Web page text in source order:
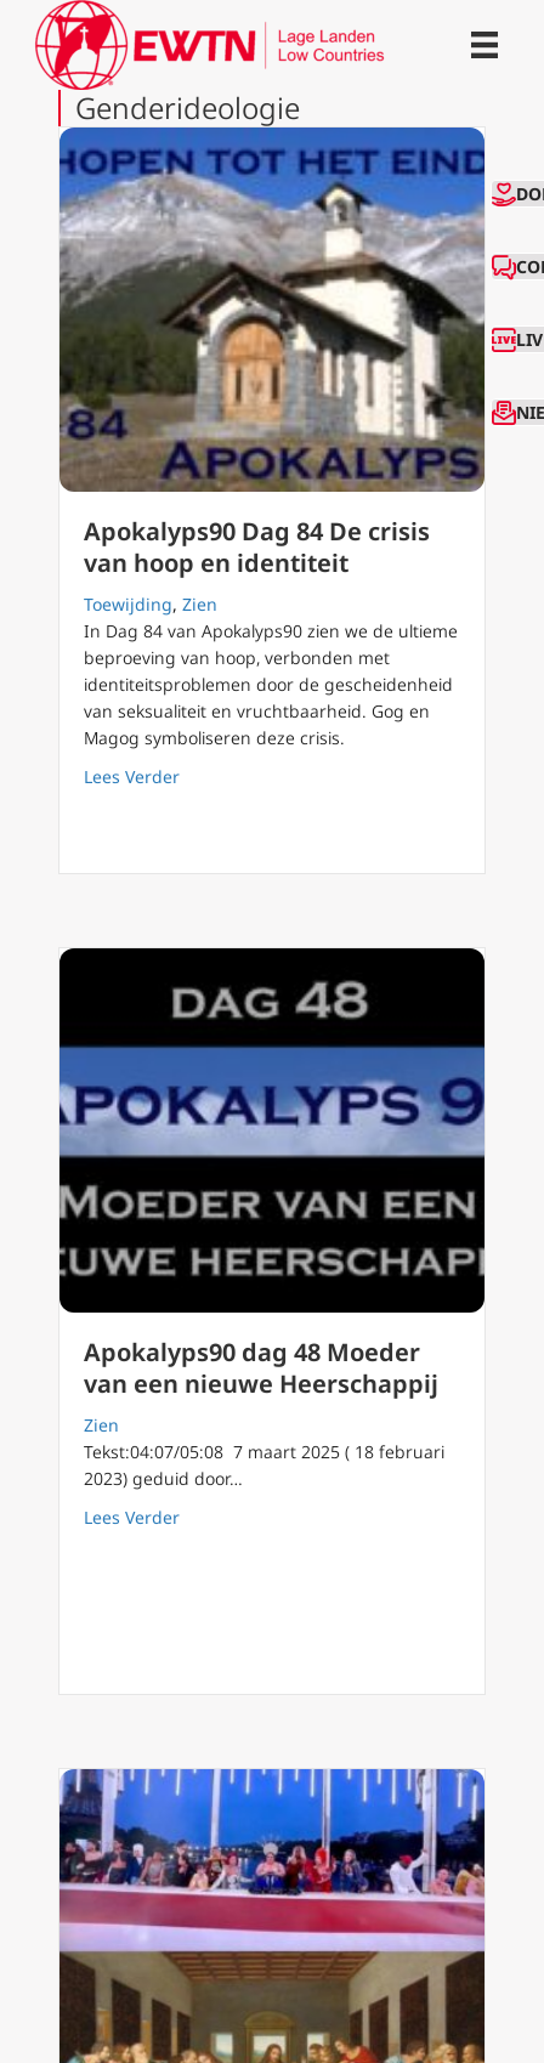
Genderideologie
Apokalyps90 Dag 84 De crisis
van hoop en identiteit
Toewijding, Zien
In Dag 84 van Apokalyps90 zien we de ultieme
beproeving van hoop, verbonden met
identiteitsproblemen door de gescheidenheid
van seksualiteit en vruchtbaarheid. Gog en
Magog symboliseren deze crisis.
Lees Verderabout Apokalyps90 Dag 84 De crisis van
Apokalyps90 dag 48 Moeder
van een nieuwe Heerschappij
Zien
Tekst:04:07/05:08 7 maart 2025 ( 18 februari
2023) geduid door…
Lees Verderabout Apokalyps90 dag 48 Moeder van een